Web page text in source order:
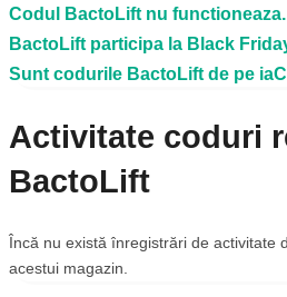
Codul BactoLift nu
BactoLift participa la Black
Sunt codurile BactoLift de pe
Activitate coduri
BactoLift
Încă nu există înregistrări de activitate
acestui magazin.